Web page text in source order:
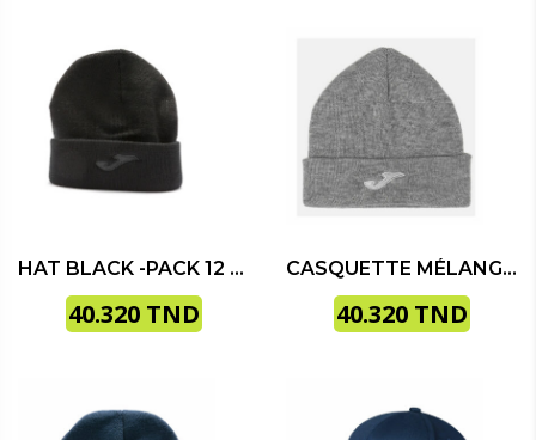
HAT BLACK -PACK 12 UDS-
40.320 TND
CASQUETTE MÉLANGE – PACK DE 12 UNITÉS
40.320 TND